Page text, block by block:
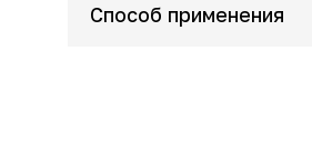
Способ применения